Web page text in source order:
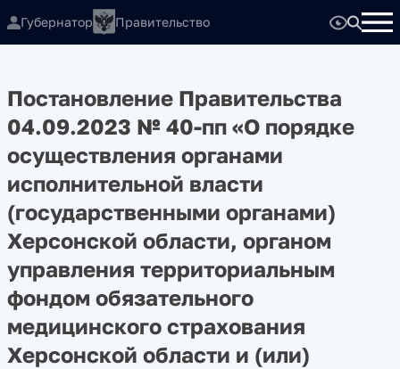
Губернатор Правительство
Постановление Правительства
04.09.2023 № 40-пп «О порядке
осуществления органами
исполнительной власти
(государственными органами)
Херсонской области, органом
управления территориальным
фондом обязательного
медицинского страхования
Херсонской области и (или)